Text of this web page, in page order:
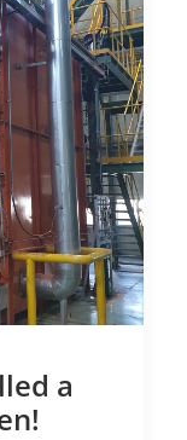
a